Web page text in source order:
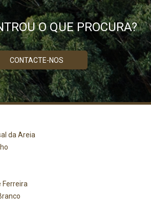
por escrever aqui o que procura.
O QUE PROCURA?
CONTACTE-NOS
da Areia
Ferreira